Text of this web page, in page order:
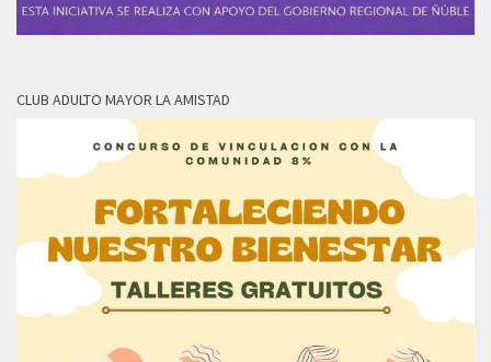
CLUB ADULTO MAYOR LA AMISTAD